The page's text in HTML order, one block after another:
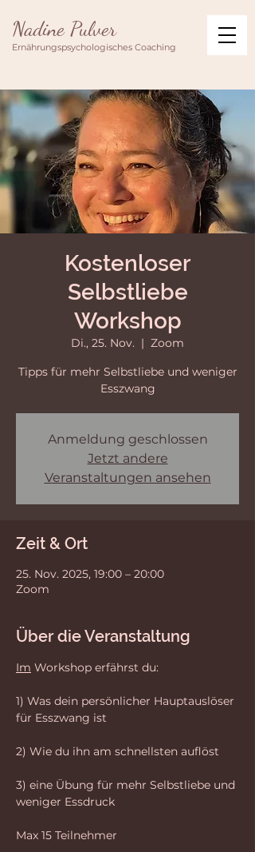
Nadine Pulver
Ernährungspsychologisches Coaching
Kostenloser
Selbstliebe
Workshop
Di., 25. Nov.
  |
Zoom
Tipps für mehr Selbstliebe und weniger
Esszwang
Anmeldung geschlossen
Jetzt andere
Veranstaltungen ansehen
Zeit & Ort
25. Nov. 2025, 19:00 – 20:00
Zoom
Über die Veranstaltung
Im Workshop erfährst du:
1) Was dein persönlicher Hauptauslöser
für Esszwang ist
2) Wie du ihn am schnellsten auflöst
3) eine Übung für mehr Selbstliebe und
weniger Essdruck
Max 15 Teilnehmer